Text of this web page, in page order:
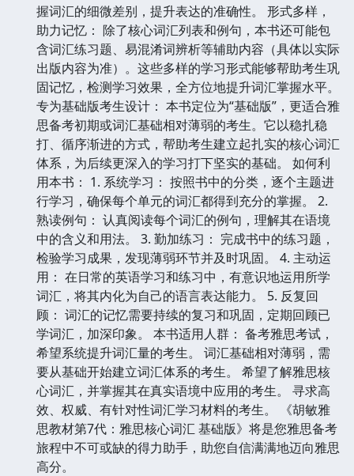
握词汇的细微差别，提升表达的准确性。 形式多样，
助力记忆： 除了核心词汇列表和例句，本书还可能包
含词汇练习题、易混淆词辨析等辅助内容（具体以实际
出版内容为准）。这些多样的学习形式能够帮助考生巩
固记忆，检测学习效果，全方位地提升词汇掌握水平。
专为基础版考生设计： 本书定位为“基础版”，更适合雅
思备考初期或词汇基础相对薄弱的考生。它以稳扎稳
打、循序渐进的方式，帮助考生建立起扎实的核心词汇
体系，为后续更深入的学习打下坚实的基础。 如何利
用本书： 1. 系统学习： 按照书中的分类，逐个主题进
行学习，确保每个单元的词汇都得到充分的掌握。 2.
熟读例句： 认真阅读每个词汇的例句，理解其在语境
中的含义和用法。 3. 勤加练习： 完成书中的练习题，
检验学习成果，发现薄弱环节并及时巩固。 4. 主动运
用： 在日常的英语学习和练习中，有意识地运用所学
词汇，将其内化为自己的语言表达能力。 5. 反复回
顾： 词汇的记忆需要持续的复习和巩固，定期回顾已
学词汇，加深印象。 本书适用人群： 备考雅思考试，
希望系统提升词汇量的考生。 词汇基础相对薄弱，需
要从基础开始建立词汇体系的考生。 希望了解雅思核
心词汇，并掌握其在真实语境中应用的考生。 寻求高
效、权威、有针对性词汇学习材料的考生。 《胡敏雅
思教材第7代：雅思核心词汇 基础版》将是您雅思备考
旅程中不可或缺的得力助手，助您自信满满地迈向雅思
高分。